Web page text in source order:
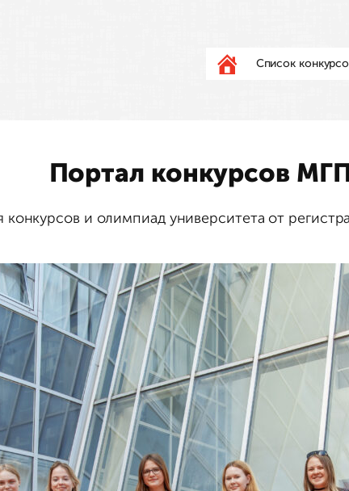
Список
Портал конкурсов
и олимпиад университета от